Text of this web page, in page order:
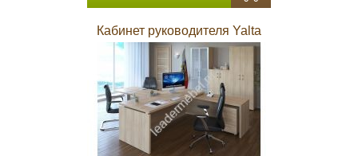
Кабинет руководителя Yalta